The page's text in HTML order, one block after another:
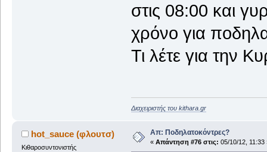
στις 08:00 και
χρόνο για
Τι λέτε για την
Διαχειριστής του kithara.gr
hot_sauce (φλουτσ)
Κιθαροσυντονιστής
Απ: Ποδηλατοκόντρες?
« Απάντηση #76 στις: 05/10/12, 11:33